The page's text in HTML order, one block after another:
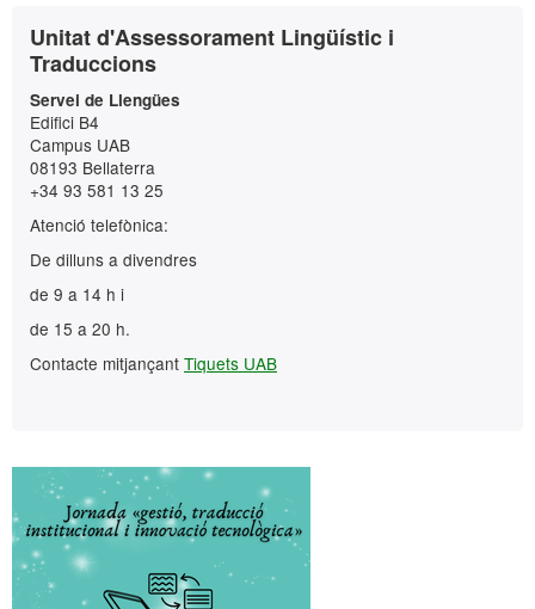
Informació
complementària
Contacte
Unitat d'Assessorament Lingüístic i
Traduccions
Servei de Llengües
Edifici B4
Campus UAB
08193 Bellaterra
+34 93 581 13 25
Atenció telefònica:
De dilluns a divendres
de 9 a 14 h i
de 15 a 20 h.
Contacte mitjançant Tiquets UAB